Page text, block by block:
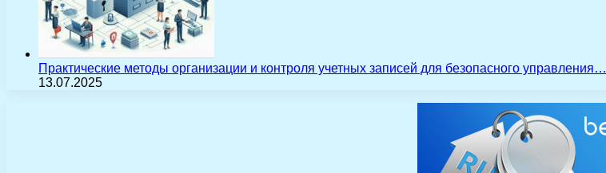
Практические методы организации и контроля учетных записей для безопасного управления…
13.07.2025